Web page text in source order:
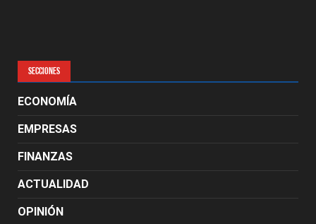
SECCIONES
ECONOMÍA
EMPRESAS
FINANZAS
ACTUALIDAD
OPINIÓN